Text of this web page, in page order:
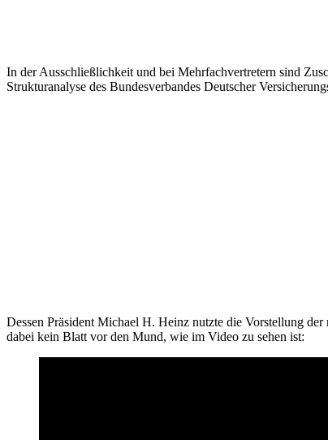
In der Ausschließlichkeit und bei Mehrfachvertretern sind
Strukturanalyse des Bundesverbandes Deutscher
Dessen Präsident Michael H. Heinz nutzte die Vorstellung
dabei kein Blatt vor den Mund, wie im Video zu sehen ist: